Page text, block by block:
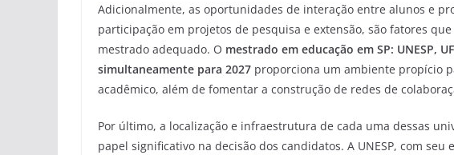
Adicionalmente, as oportunidades de interação entre alunos e
participação em projetos de pesquisa e extensão, são fatores
mestrado adequado. O mestrado em educação em SP: UNESP,
simultaneamente para 2027 proporciona um ambiente propício
acadêmico, além de fomentar a construção de redes de
Por último, a localização e infraestrutura de cada uma dessas
papel significativo na decisão dos candidatos. A UNESP, com